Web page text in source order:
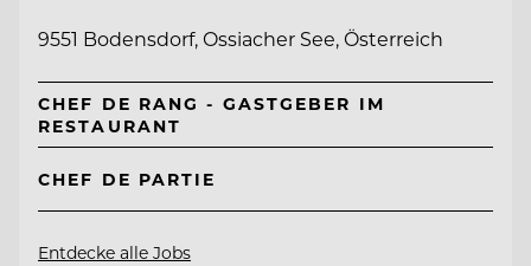
9551 Bodensdorf, Ossiacher See, Österreich
CHEF DE RANG - GASTGEBER IM
RESTAURANT
CHEF DE PARTIE
Entdecke alle Jobs